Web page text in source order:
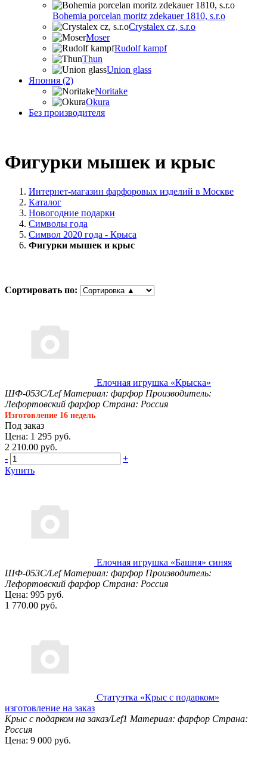
Bohemia porcelan moritz zdekauer 1810, s.r.o
Crystalex cz, s.r.o
Moser
Rudolf kampf
Thun
Union glass
Япония (2)
Noritake
Okura
Без производителя
Фигурки мышек и крыс
Интернет-магазин фарфоровых изделий в Москве
Каталог
Новогодние подарки
Символы года
Символ 2020 года - Крыса
Фигурки мышек и крыс
Сортировать по:
Елочная игрушка «Крыска»
ШФ-053С/Lef Материал: фарфор Производитель:
Лефортовский фарфор Страна: Россия
Изготовление 16 недель
Под заказ
Цена: 1 295 руб.
2 210.00 руб.
-
+
Купить
Елочная игрушка «Башня» синяя
ШФ-053С/Lef Материал: фарфор Производитель:
Лефортовский фарфор Страна: Россия
Цена: 995 руб.
1 770.00 руб.
Статуэтка «Крыс с подарком»
изготовление на заказ
Крыс с подарком на заказ/Lef1 Материал: фарфор Страна:
Россия
Цена: 9 000 руб.